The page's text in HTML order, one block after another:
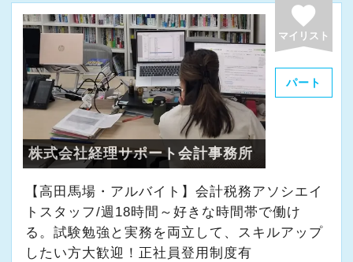
favorite
マイリスト
パート
株式会社経理サポート会計事務所
【高田馬場・アルバイト】会計税務アソシエイ
トスタッフ/週18時間～好きな時間帯で働け
る。試験勉強と実務を両立して、スキルアップ
したい方大歓迎！正社員登用制度有